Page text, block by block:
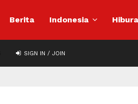
Berita Indonesia
SIGN IN / JOIN